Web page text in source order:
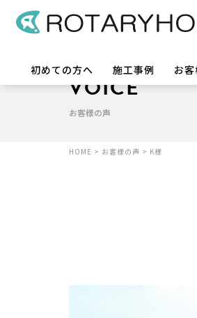
初めての方へ
施工事例 お
VOICE
お客様の声
HOME > お客様の声 > K様